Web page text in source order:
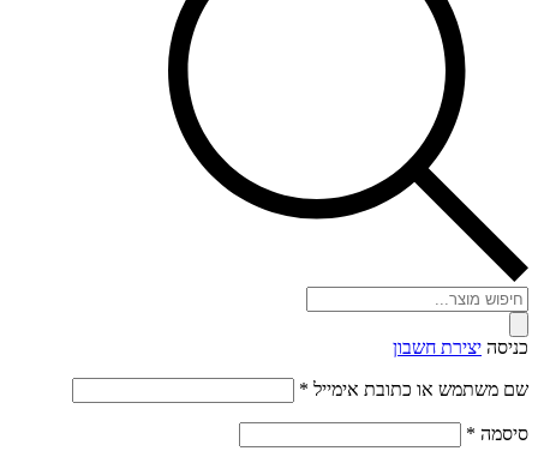
Products
search
כניסה יצירת חשבון
שם משתמש או כתובת אימייל *
סיסמה *